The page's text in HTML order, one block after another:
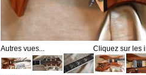
Autres vues... Cliquez sur les